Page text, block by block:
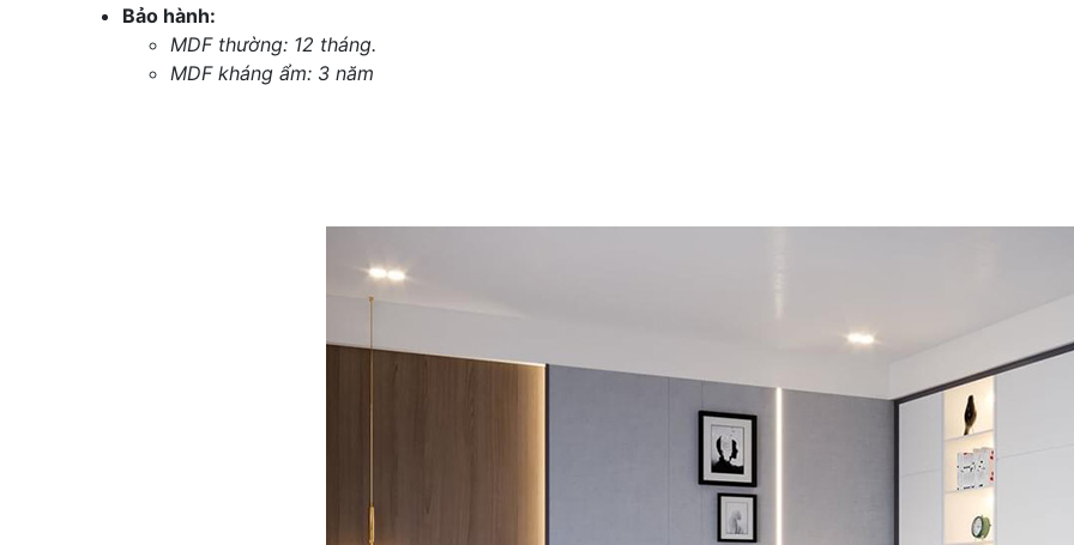
Bảo hành:
MDF thường: 12 tháng.
MDF kháng ẩm: 3 năm